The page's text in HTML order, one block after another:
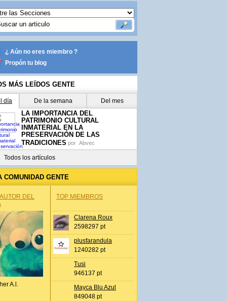
¿ Aún no eres miembro ?
Propón tu blog
MÁS LEÍDOS GENTE
día De la semana Del mes
LA IMPORTANCIA DEL
PATRIMONIO CULTURAL
INMATERIAL EN LA
PRESERVACIÓN DE LAS
TRADICIONES por Abvec
Todos los artículos
COMUNIDAD GENTE
DEL
A.l.
TOP MIEMBROS
Clarena Roux
2598297 pt
plusfarandula
1240282 pt
Tusi
946137 pt
Mayca Blu Azul
849048 pt